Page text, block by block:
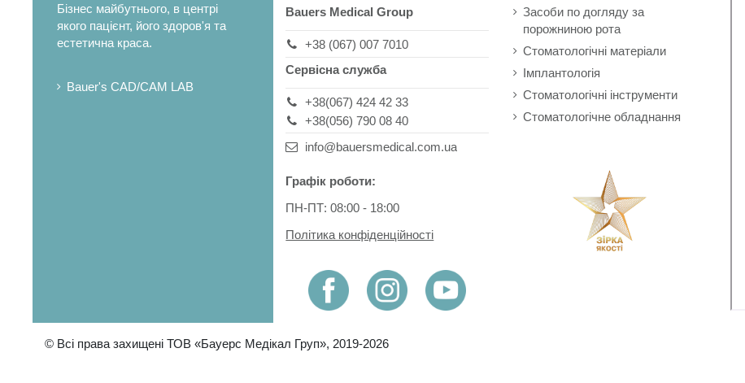
Бізнес майбутнього, в центрі
якого пацієнт, його здоров'я та
естетична краса.
Bauer's CAD/CAM LAB
Bauers Medical Group
+38 (067) 007 7010
Сервісна служба
+38(067) 424 42 33
+38(056) 790 08 40
info@bauersmedical.com.ua
Графік роботи:
ПН-ПТ: 08:00 - 18:00
Політика конфіденційності
Засоби по догляду за
порожниною рота
Стоматологічні матеріали
Імплантологія
Стоматологічні інструменти
Стоматологічне обладнання
© Всі права захищені ТОВ «Бауерс Медікал Груп», 2019-2026